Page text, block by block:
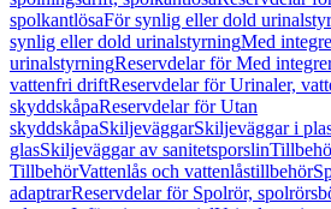
spolkantlösaFör synlig eller dold
synlig eller dold urinalstyrningMed
urinalstyrningReservdelar för Med
vattenfri driftReservdelar för Urinaler,
skyddskåpaReservdelar för Utan
skyddskåpaSkiljeväggarSkiljeväggar i
glasSkiljeväggar av sanitetsporslin
TillbehörVattenlås och vattenlåstillbehör
adaptrarReservdelar för Spolrör,